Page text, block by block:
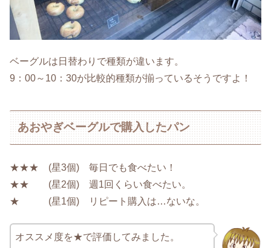
ベーグルは日替わりで種類が違います。
9：00～10：30が比較的種類が揃っているそうですよ！
あおやぎベーグルで購入したパン
★★★ (星3個) 毎日でも食べたい！
★★ (星2個) 週1回くらい食べたい。
★ (星1個) リピート購入は…ないな。
オススメ度を★で評価してみました。